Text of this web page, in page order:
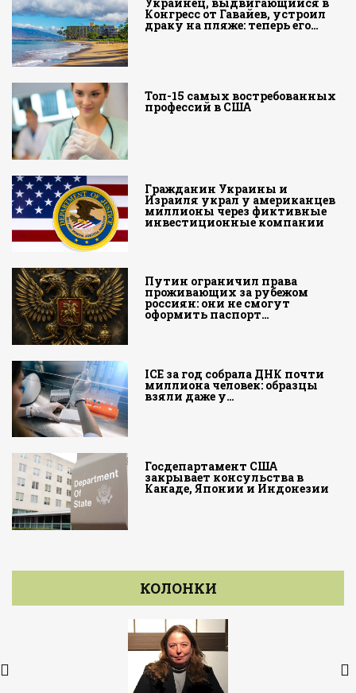
Конгресс от Гавайев, устроил
драку на пляже: теперь его…
Топ-15 самых востребованных
профессий в США
Гражданин Украины и
Израиля украл у американцев
миллионы через фиктивные
инвестиционные компании
Путин ограничил права
проживающих за рубежом
россиян: они не смогут
оформить паспорт…
ICE за год собрала ДНК почти
миллиона человек: образцы
взяли даже у…
Госдепартамент США
закрывает консульства в
Канаде, Японии и Индонезии
КОЛОНКИ